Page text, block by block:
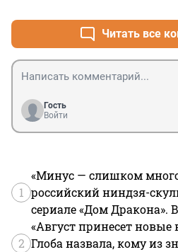
Читать все
Гость
Войти
1
«Минус — слишком
российский ниндзя-
сериале «Дом Дракона».
2
«Август принесет
Глоба назвала, кому из